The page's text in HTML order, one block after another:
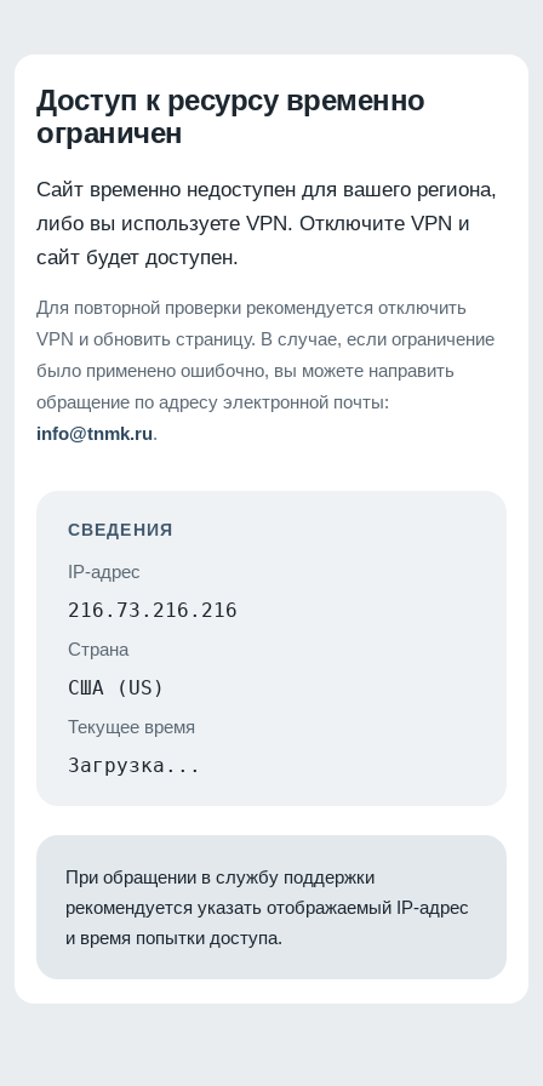
Доступ к ресурсу временно
ограничен
Сайт временно недоступен для вашего региона,
либо вы используете VPN. Отключите VPN и
сайт будет доступен.
Для повторной проверки рекомендуется отключить
VPN и обновить страницу. В случае, если ограничение
было применено ошибочно, вы можете направить
обращение по адресу электронной почты:
info@tnmk.ru.
СВЕДЕНИЯ
IP-адрес
216.73.216.216
Страна
США (US)
Текущее время
Загрузка...
При обращении в службу поддержки
рекомендуется указать отображаемый IP-адрес
и время попытки доступа.